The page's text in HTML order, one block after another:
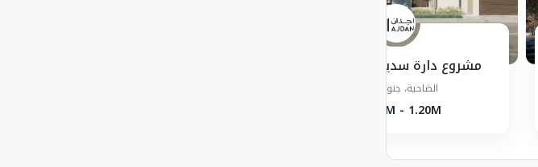
مشروع دارة سديم - فلل للبيع
الضاحية، جنوب، جدة
1.47M - 1.20M